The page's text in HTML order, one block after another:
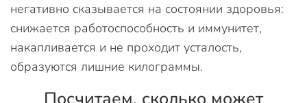
негативно сказывается на состоянии здоровья:
снижается работоспособность и иммунитет,
накапливается и не проходит усталость,
образуются лишние килограммы.